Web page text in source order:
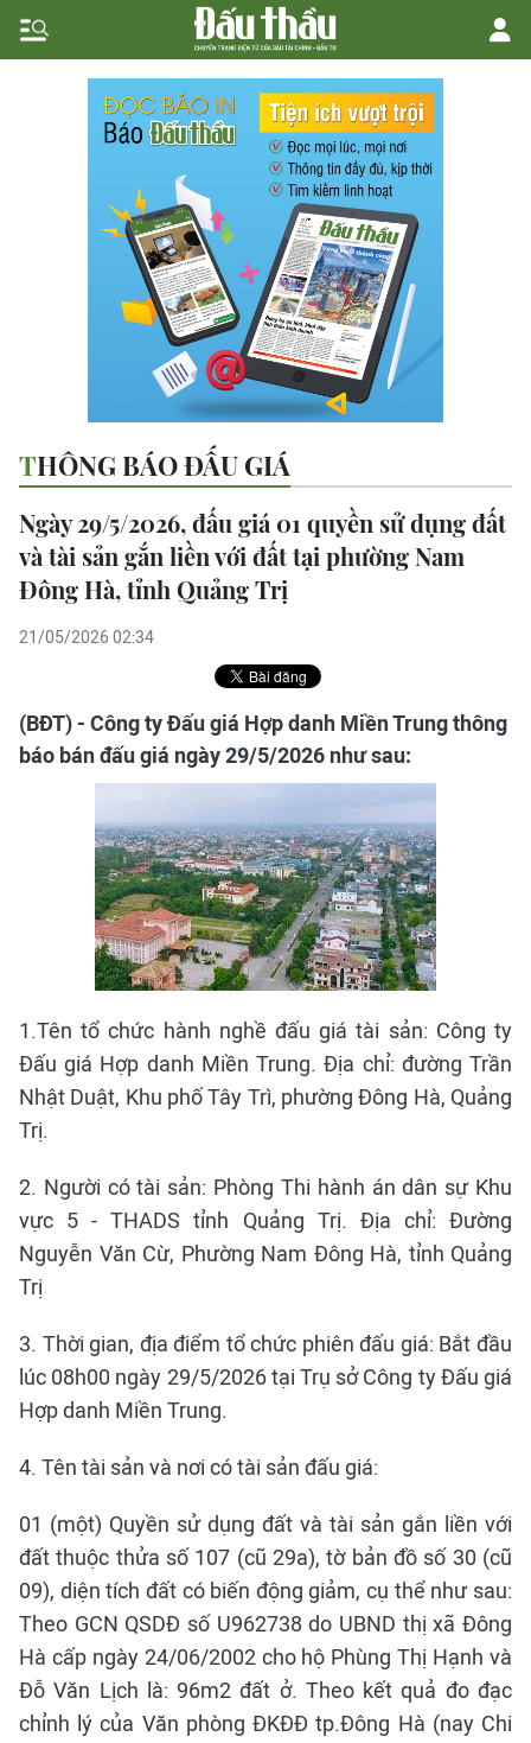
THÔNG BÁO ĐẤU GIÁ
Ngày 29/5/2026, đấu giá 01 quyền sử dụng đất
và tài sản gắn liền với đất tại phường Nam
Đông Hà, tỉnh Quảng Trị
21/05/2026 02:34
(BĐT) - Công ty Đấu giá Hợp danh Miền Trung thông
báo bán đấu giá ngày 29/5/2026 như sau:
1.Tên tổ chức hành nghề đấu giá tài sản: Công ty
Đấu giá Hợp danh Miền Trung. Địa chỉ: đường Trần
Nhật Duật, Khu phố Tây Trì, phường Đông Hà, Quảng
Trị.
2. Người có tài sản: Phòng Thi hành án dân sự Khu
vực 5 - THADS tỉnh Quảng Trị. Địa chỉ: Đường
Nguyễn Văn Cừ, Phường Nam Đông Hà, tỉnh Quảng
Trị
3. Thời gian, địa điểm tổ chức phiên đấu giá: Bắt đầu
lúc 08h00 ngày 29/5/2026 tại Trụ sở Công ty Đấu giá
Hợp danh Miền Trung.
4. Tên tài sản và nơi có tài sản đấu giá:
01 (một) Quyền sử dụng đất và tài sản gắn liền với
đất thuộc thửa số 107 (cũ 29a), tờ bản đồ số 30 (cũ
09), diện tích đất có biến động giảm, cụ thể như sau:
Theo GCN QSDĐ số U962738 do UBND thị xã Đông
Hà cấp ngày 24/06/2002 cho hộ Phùng Thị Hạnh và
Đỗ Văn Lịch là: 96m2 đất ở. Theo kết quả đo đạc
chỉnh lý của Văn phòng ĐKĐĐ tp.Đông Hà (nay Chi